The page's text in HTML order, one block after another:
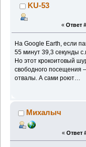
KU-53
« Ответ
На Google Earth, если
55 минут 39,3 секунды
Но этот крокоитовый
свободного посещения
отвалы. А сами роют…
Михалыч
« Ответ